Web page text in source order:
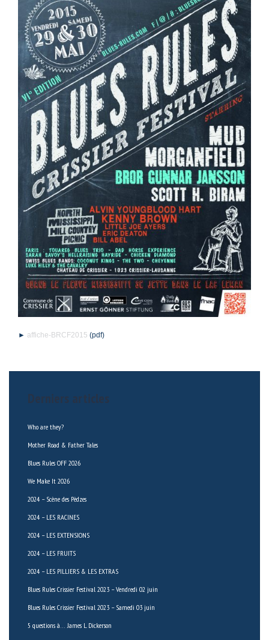
► affiche-BRCF2015 (pdf)
Derniers articles
Who are they?
Mother Road & Father Tales
Blues Rules OFF 2026
We Make It 2026
2024 – Scène des Pèdzes
2024 – LES RACINES
2024 – LES EXTENSIONS
2024 – LES FRUITS
2024 – LES PILLIERS & LES EXTRAS
Blues Rules Crissier Festival 2023 – Vendredi 02 juin
Blues Rules Crissier Festival 2023 – Samedi 03 juin
5 questions à… James L. Dickerson